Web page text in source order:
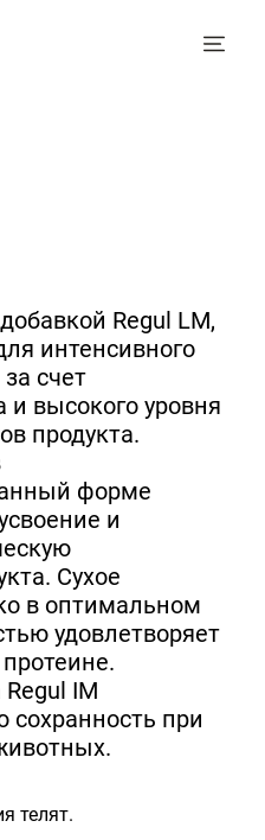
Regul LM,
интенсивного
счет
и высокого уровня
продукта.
форме
и
Сухое
в оптимальном
удовлетворяет
IM
сохранность при
телят.